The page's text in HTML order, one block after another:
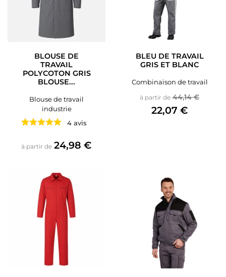
BLOUSE DE
TRAVAIL
POLYCOTON GRIS
BLOUSE...
Blouse de travail
industrie
4 avis
à partir de Prix
24,98 €
BLEU DE TRAVAIL
GRIS ET BLANC
Combinaison de travail
à partir de Prix de base
44,14 €Prix
22,07 €